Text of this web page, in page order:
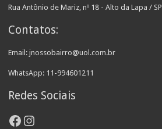
Rua Antônio de Mariz, nº 18 - Alto da Lapa / SP
Contatos:
Email: jnossobairro@uol.com.br
WhatsApp: 11-994601211
Redes Sociais
Facebook
Instagram